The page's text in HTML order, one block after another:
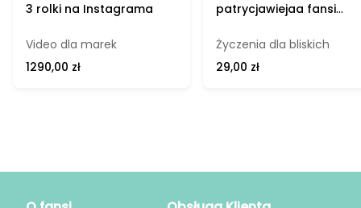
3 rolki na Instagrama
Video dla marek
1290,00 zł
patrycjawiejaa fansi
Życzenia dla bliskich
29,00 zł